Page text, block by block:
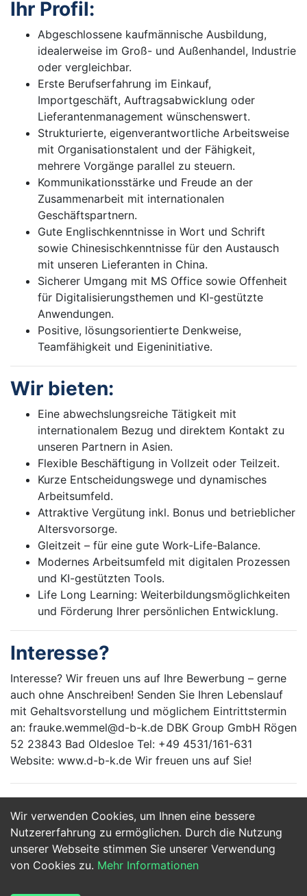
Wir verwenden Cookies, um Ihnen eine bessere
Nutzererfahrung zu ermöglichen. Durch die Nutzung
unserer Webseite stimmen Sie unserer Verwendung
von Cookies zu. Mehr Informationen
Ihr Profil:
Abgeschlossene kaufmännische Ausbildung,
idealerweise im Groß- und Außenhandel, Industrie
oder vergleichbar.
Erste Berufserfahrung im Einkauf,
Importgeschäft, Auftragsabwicklung oder
Lieferantenmanagement wünschenswert.
Strukturierte, eigenverantwortliche Arbeitsweise
mit Organisationstalent und der Fähigkeit,
mehrere Vorgänge parallel zu steuern.
Kommunikationsstärke und Freude an der
Zusammenarbeit mit internationalen
Geschäftspartnern.
Gute Englischkenntnisse in Wort und Schrift
sowie Chinesischkenntnisse für den Austausch
mit unseren Lieferanten in China.
Sicherer Umgang mit MS Office sowie Offenheit
für Digitalisierungsthemen und KI-gestützte
Anwendungen.
Positive, lösungsorientierte Denkweise,
Teamfähigkeit und Eigeninitiative.
Wir bieten:
Eine abwechslungsreiche Tätigkeit mit
internationalem Bezug und direktem Kontakt zu
unseren Partnern in Asien.
Flexible Beschäftigung in Vollzeit oder Teilzeit.
Kurze Entscheidungswege und dynamisches
Arbeitsumfeld.
Attraktive Vergütung inkl. Bonus und betrieblicher
Altersvorsorge.
Gleitzeit – für eine gute Work-Life-Balance.
Modernes Arbeitsumfeld mit digitalen Prozessen
und KI-gestützten Tools.
Life Long Learning: Weiterbildungsmöglichkeiten
und Förderung Ihrer persönlichen Entwicklung.
Interesse?
Interesse? Wir freuen uns auf Ihre Bewerbung – gerne
auch ohne Anschreiben! Senden Sie Ihren Lebenslauf
mit Gehaltsvorstellung und möglichem Eintrittstermin
an: frauke.wemmel@d-b-k.de DBK Group GmbH Rögen
52 23843 Bad Oldesloe Tel: +49 4531/161-631
Website: www.d-b-k.de Wir freuen uns auf Sie!
Jetzt Bewerben